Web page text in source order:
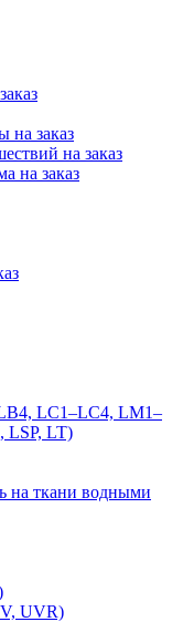
на заказ
на заказ
на заказ
LC1–LC4, LM1–
LSP, LT)
на ткани водными
UVR)